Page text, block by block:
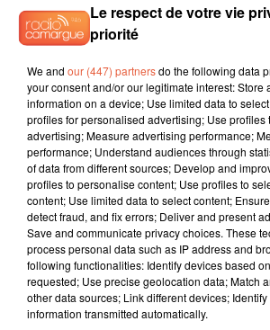
À LA UNE
3 août 2026
Sauvage'On Festival :
électro attendue au cœur...
3 août 2026
Sécheresse et foin de
demande redonne de...
Le respect de votre vie
priorité
We and our (447) partnersdo the following data
your consent and/or our legitimate interest: Store
information on a device; Use limited data to
profiles for personalised advertising; Use profiles
advertising; Measure advertising performance;
performance; Understand audiences through
of data from different sources; Develop and
profiles to personalise content; Use profiles to
content; Use limited data to select content;
detect fraud, and fix errors; Deliver and present
Save and communicate privacy choices. These
process personal data such as IP address and
following functionalities: Identify devices based
requested; Use precise geolocation data; Match
other data sources; Link different devices;
information transmitted automatically.